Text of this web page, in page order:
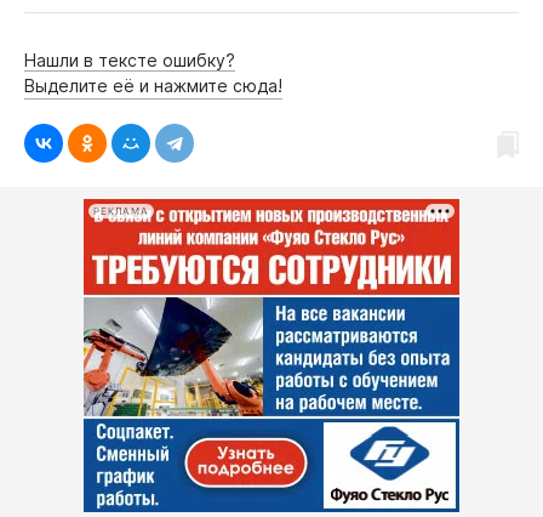
Нашли в тексте ошибку?
Выделите её и нажмите сюда!
РЕКЛАМА